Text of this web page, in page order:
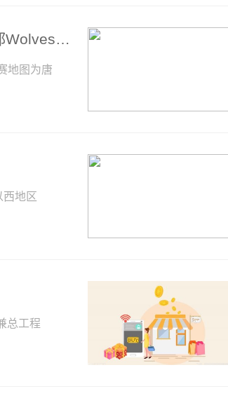
第五人格2023IVL夏季赛常规赛W10D2 第三场 成都Wolves vs WBG
地图为唐
地区
总工程